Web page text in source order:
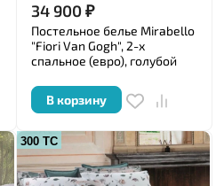
34 900₽
Постельное белье Mirabello
"Fiori Van Gogh", 2-х
спальное (евро), голубой
В корзину
300 ТС